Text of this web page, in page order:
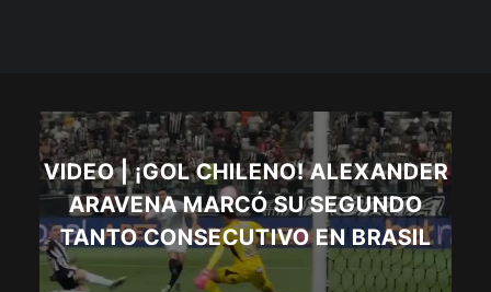
VIDEO | ¡GOL CHILENO! ALEXANDER
ARAVENA MARCÓ SU SEGUNDO
TANTO CONSECUTIVO EN BRASIL